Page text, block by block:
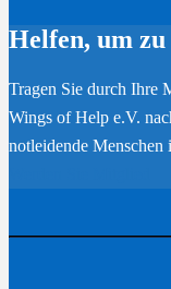
Helfen, um zu
Tragen Sie durch Ihre
Wings of Help e.V.
notleidende Menschen